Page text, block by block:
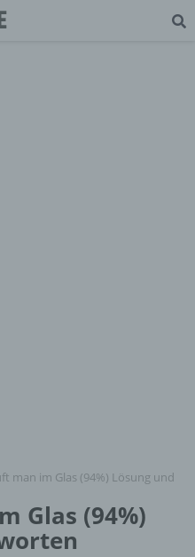
man im Glas (94%) Lösung und
Glas (94%)